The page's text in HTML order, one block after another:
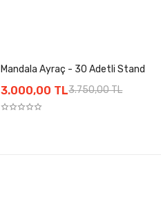
Mandala Ayraç - 30 Adetli Stand
3.000,00 TL3.750,00 TL